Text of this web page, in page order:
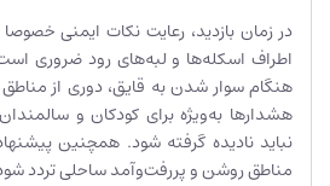
در زمان بازدید، رعایت نکات ایمنی
اطراف اسکله‌ها و لبه‌های رود ضروری
هنگام سوار شدن به قایق، دوری از مناطق
هشدارها به‌ویژه برای کودکان و
نباید نادیده گرفته شود. همچنین
مناطق روشن و پررفت‌وآمد ساحلی تردد